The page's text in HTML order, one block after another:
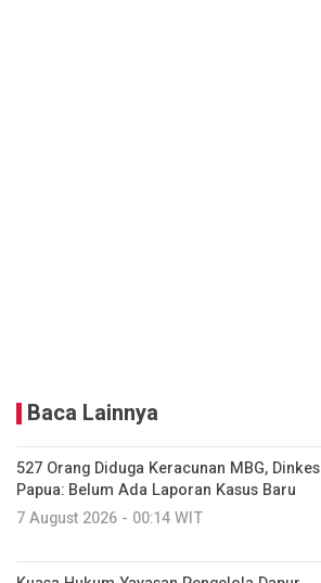
Baca Lainnya
527 Orang Diduga Keracunan MBG, Dinkes
Papua: Belum Ada Laporan Kasus Baru
7 August 2026 - 00:14 WIT